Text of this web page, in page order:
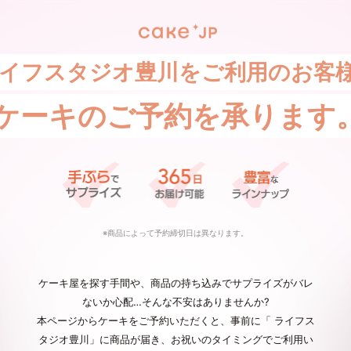
フスタジオ豊川をご利用のお客
ーキのご予約を承ります
※商品によって予約締切日は異なります。
ケーキ屋を探す手間や、商品の持ち込みでサプライズがバレ
ないか心配…そんな不安はありませんか?
本ページからケーキをご予約いただくと、事前に「 ライフス
タジオ豊川」に商品が届き、お祝いのタイミングでご利用い